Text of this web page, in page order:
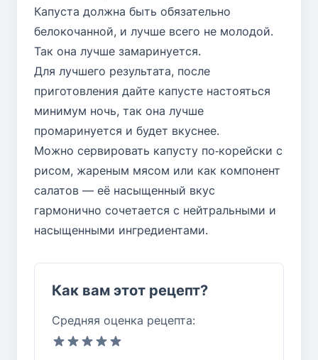
Капуста должна быть обязательно
белокочанной, и лучше всего не молодой.
Так она лучше замаринуется.
Для лучшего результата, после
приготовления дайте капусте настояться
минимум ночь, так она лучше
промаринуется и будет вкуснее.
Можно сервировать капусту по‑корейски с
рисом, жареным мясом или как компонент
салатов — её насыщенный вкус
гармонично сочетается с нейтральными и
насыщенными ингредиентами.
Как вам этот рецепт?
Средняя оценка рецепта: